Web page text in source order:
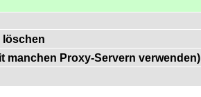
löschen
manchen Proxy-Servern verwenden)